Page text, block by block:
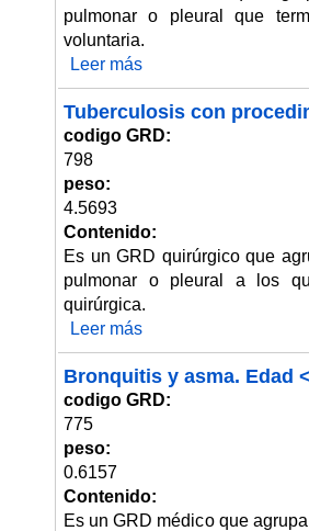
pulmonar o pleural que
voluntaria.
Leer más
Tuberculosis con
codigo GRD:
798
peso:
4.5693
Contenido:
Es un GRD quirúrgico que
pulmonar o pleural a los
quirúrgica.
Leer más
Bronquitis y asma. Edad
codigo GRD:
775
peso:
0.6157
Contenido:
Es un GRD médico que